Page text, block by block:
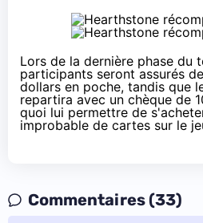
Lors de la dernière phase du
participants seront assurés
dollars en poche, tandis que
repartira avec un chèque de
quoi lui permettre de
improbable de cartes sur le
Commentaires (33)